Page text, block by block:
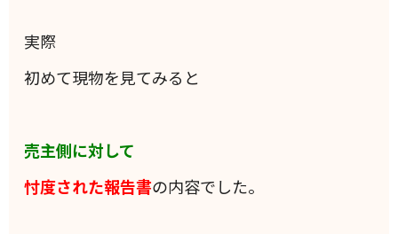
実際
初めて現物を見てみると
売主側に対して
忖度された報告書の内容でした。